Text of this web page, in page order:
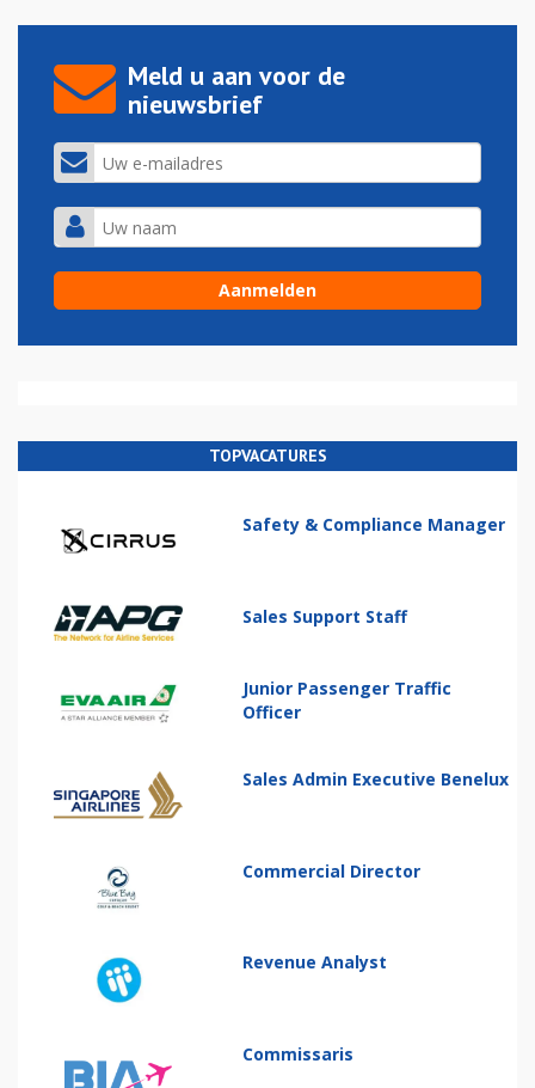
Meld u aan voor de
nieuwsbrief
TOPVACATURES
Safety & Compliance Manager
Sales Support Staff
Junior Passenger Traffic
Officer
Sales Admin Executive Benelux
Commercial Director
Revenue Analyst
Commissaris